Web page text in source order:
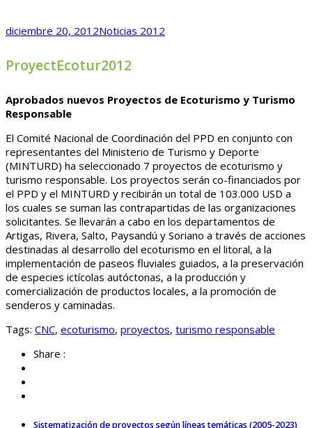
diciembre 20, 2012Noticias 2012
ProyectEcotur2012
Aprobados nuevos Proyectos de Ecoturismo y Turismo
Responsable
El Comité Nacional de Coordinación del PPD en conjunto con
representantes del Ministerio de Turismo y Deporte
(MINTURD) ha seleccionado 7 proyectos de ecoturismo y
turismo responsable. Los proyectos serán co-financiados por
el PPD y el MINTURD y recibirán un total de 103.000 USD a
los cuales se suman las contrapartidas de las organizaciones
solicitantes. Se llevarán a cabo en los departamentos de
Artigas, Rivera, Salto, Paysandú y Soriano a través de acciones
destinadas al desarrollo del ecoturismo en el litoral, a la
implementación de paseos fluviales guiados, a la preservación
de especies ictícolas autóctonas, a la producción y
comercialización de productos locales, a la promoción de
senderos y caminadas.
Tags: CNC, ecoturismo, proyectos, turismo responsable
Share :
Sistematización de proyectos según líneas temáticas (2005-2023)